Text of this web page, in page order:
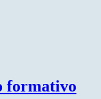
formativo